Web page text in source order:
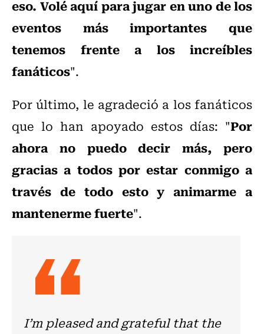
eso. Volé aquí para jugar en uno de los
eventos más importantes que
tenemos frente a los increíbles
fanáticos".
Por último, le agradeció a los fanáticos
que lo han apoyado estos días: "Por
ahora no puedo decir más, pero
gracias a todos por estar conmigo a
través de todo esto y animarme a
mantenerme fuerte".
I’m pleased and grateful that the